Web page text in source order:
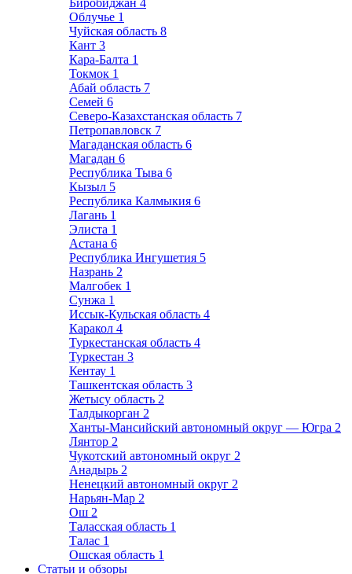
Биробиджан 4
Облучье 1
Чуйская область 8
Кант 3
Кара-Балта 1
Токмок 1
Абай область 7
Семей 6
Северо-Казахстанская область 7
Петропавловск 7
Магаданская область 6
Магадан 6
Республика Тыва 6
Кызыл 5
Республика Калмыкия 6
Лагань 1
Элиста 1
Астана 6
Республика Ингушетия 5
Назрань 2
Малгобек 1
Сунжа 1
Иссык-Кульская область 4
Каракол 4
Туркестанская область 4
Туркестан 3
Кентау 1
Ташкентская область 3
Жетысу область 2
Талдыкорган 2
Ханты-Мансийский автономный округ — Югра 2
Лянтор 2
Чукотский автономный округ 2
Анадырь 2
Ненецкий автономный округ 2
Нарьян-Мар 2
Ош 2
Таласская область 1
Талас 1
Ошская область 1
Статьи и обзоры